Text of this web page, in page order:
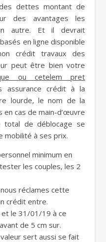
dettes montant de
des avantages les
autre. Et il devrait
en ligne disponible
crédit travaux des
peut être bien votre
ou cetelem pret
assurance crédit à la
lourde, le nom de la
en cas de main-d’œuvre
de déblocage se
mobilité à ses prix.
minimum en
les couples, les 2
réclames cette
crédit entre.
le 31/01/19 à ce
de 5 cm sur.
sert aussi se fait